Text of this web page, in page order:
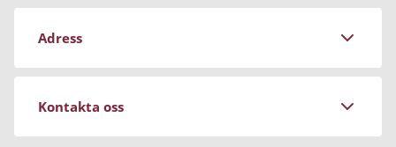
Om Norwegian Lab
Adress
Stockrosgatan 3
Kontakta oss